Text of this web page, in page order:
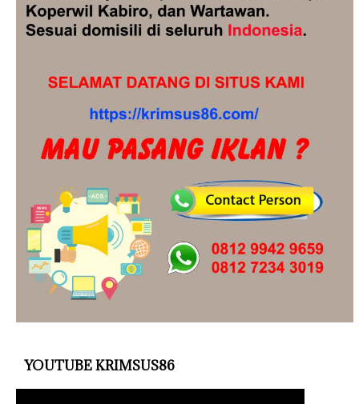
YOUTUBE KRIMSUS86